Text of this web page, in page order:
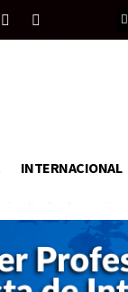
INTERNACIONAL